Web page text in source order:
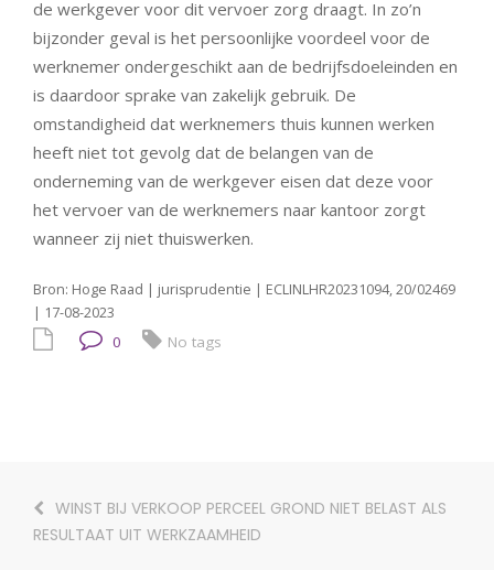
de werkgever voor dit vervoer zorg draagt. In zo’n
bijzonder geval is het persoonlijke voordeel voor de
werknemer ondergeschikt aan de bedrijfsdoeleinden en
is daardoor sprake van zakelijk gebruik. De
omstandigheid dat werknemers thuis kunnen werken
heeft niet tot gevolg dat de belangen van de
onderneming van de werkgever eisen dat deze voor
het vervoer van de werknemers naar kantoor zorgt
wanneer zij niet thuiswerken.
Bron: Hoge Raad | jurisprudentie | ECLINLHR20231094, 20/02469
| 17-08-2023
0 No tags
WINST BIJ VERKOOP PERCEEL GROND NIET BELAST ALS
RESULTAAT UIT WERKZAAMHEID